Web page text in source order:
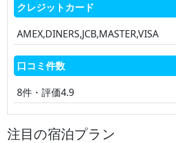
クレジットカード
AMEX,DINERS,JCB,MASTER,VISA
口コミ件数
8件・評価4.9
注目の宿泊プラン